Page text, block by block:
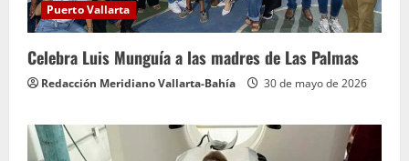
Puerto Vallarta
Celebra Luis Munguía a las madres de Las Palmas
Redacción Meridiano Vallarta-Bahía 30 de mayo de 2026